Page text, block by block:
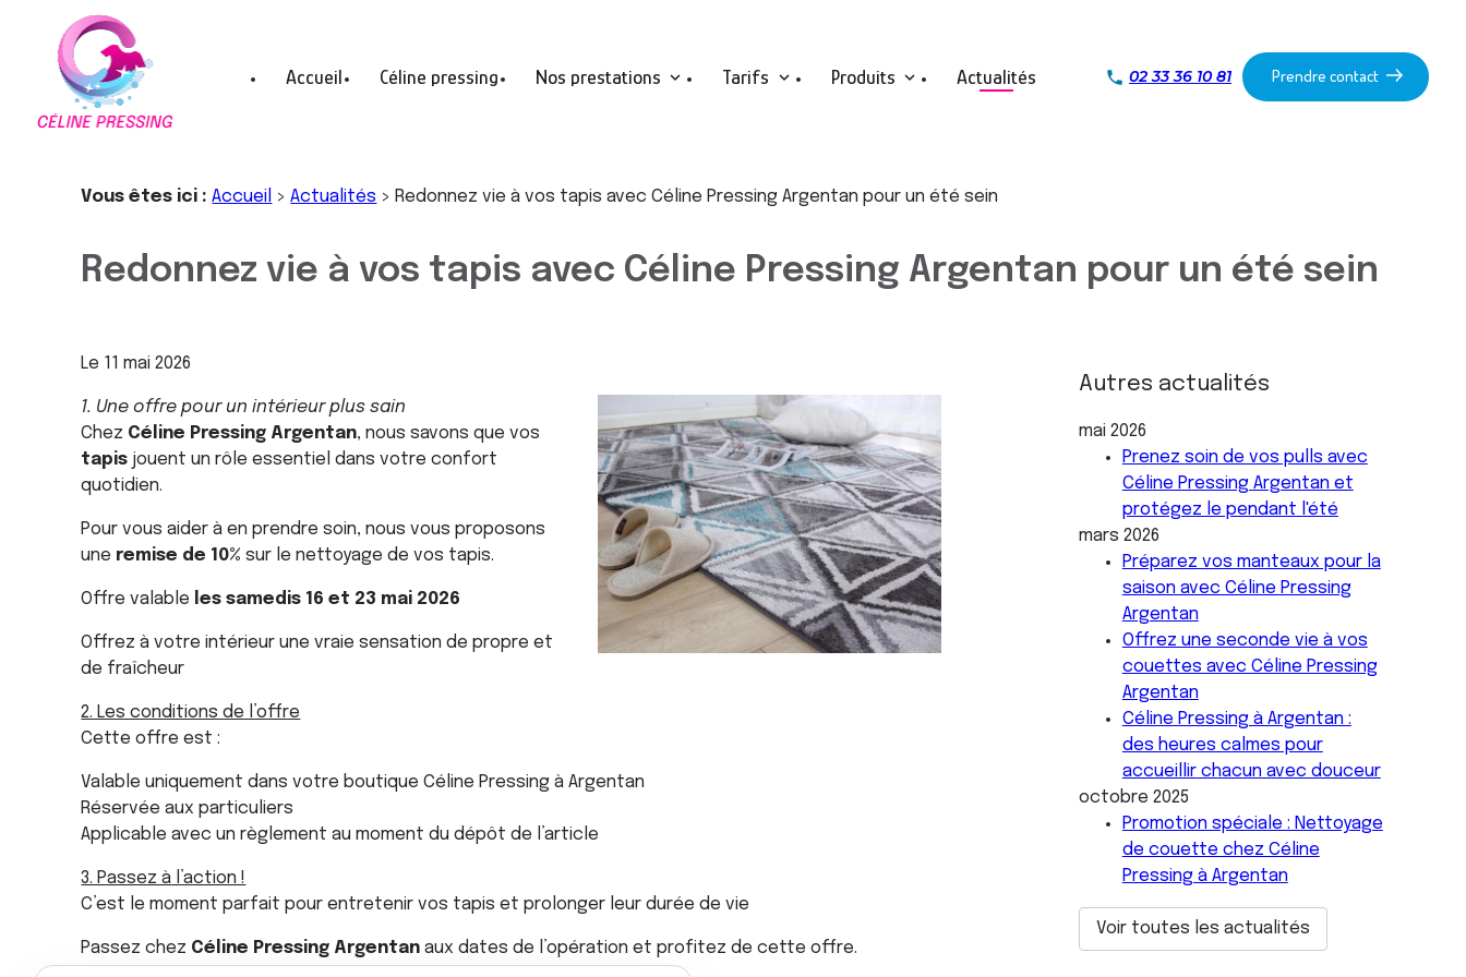
Accueil Céline pressing Nos prestations Tarifs Produits Actualités phone 02 33 36 10 81 Prendre contact
Vous êtes ici : Accueil >Actualités > Redonnez vie à vos tapis avec Céline Pressing Argentan pour un été sein
Redonnez vie à vos tapis avec Céline Pressing Argentan pour un été sein
Le 11 mai 2026
1. Une offre pour un intérieur plus sain
Chez Céline Pressing Argentan, nous savons que vos
tapis jouent un rôle essentiel dans votre confort
quotidien.
Pour vous aider à en prendre soin, nous vous proposons
une remise de 10% sur le nettoyage de vos tapis.
Offre valable les samedis 16 et 23 mai 2026
Offrez à votre intérieur une vraie sensation de propre et
de fraîcheur
2. Les conditions de l’offre
Cette offre est :
Valable uniquement dans votre boutique Céline Pressing à Argentan
Réservée aux particuliers
Applicable avec un règlement au moment du dépôt de l’article
3. Passez à l’action !
C’est le moment parfait pour entretenir vos tapis et prolonger leur durée de vie
Passez chez Céline Pressing Argentan aux dates de l’opération et profitez de cette offre.
Autres actualités
mai 2026
Prenez soin de vos pulls avec
Céline Pressing Argentan et
protégez le pendant l'été
mars 2026
Préparez vos manteaux pour la
saison avec Céline Pressing
Argentan
Offrez une seconde vie à vos
couettes avec Céline Pressing
Argentan
Céline Pressing à Argentan :
des heures calmes pour
accueillir chacun avec douceur
octobre 2025
Promotion spéciale : Nettoyage
de couette chez Céline
Pressing à Argentan
Voir toutes les actualités
Panneau de gestion des cookies